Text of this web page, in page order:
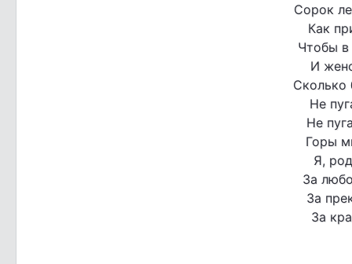
Сорок
Как
Чтобы в
И
Сколько
Не
Не
Горы
Я,
За
За
За